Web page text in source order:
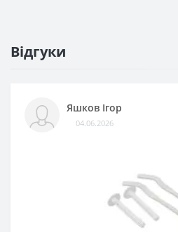
Відгуки
Яшков Ігор
04.06.2026